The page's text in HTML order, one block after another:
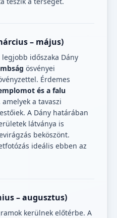
– május)
időszaka Dány
ösvényei
Érdemes
és a falu
amelyek a tavaszi
A Dány határában
látványa is
beköszönt.
ideális ebben az
– augusztus)
kerülnek előtérbe. A